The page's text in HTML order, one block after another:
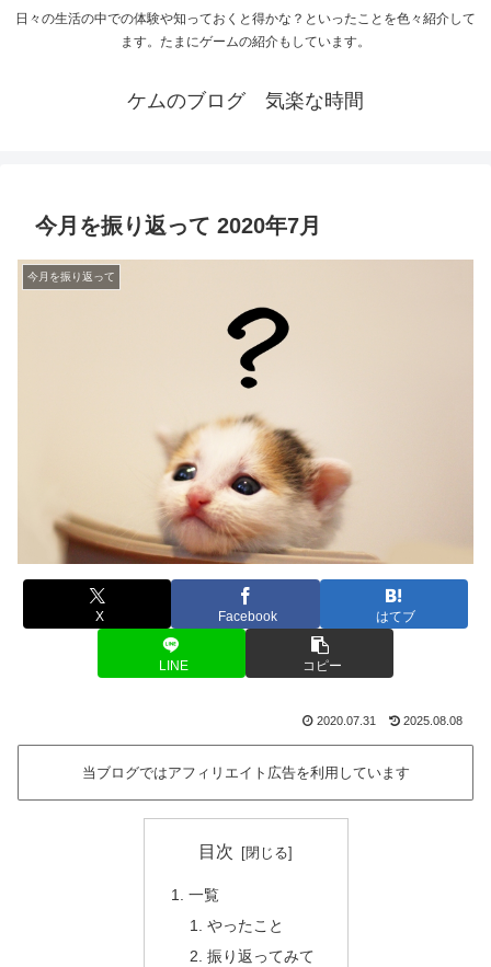
日々の生活の中での体験や知っておくと得かな？といったことを色々紹介して
ます。たまにゲームの紹介もしています。
ケムのブログ 気楽な時間
今月を振り返って 2020年7月
今月を振り返って
X Facebook はてブ
LINE コピー
2020.07.31 2025.08.08
当ブログではアフィリエイト広告を利用しています
目次
一覧
やったこと
振り返ってみて